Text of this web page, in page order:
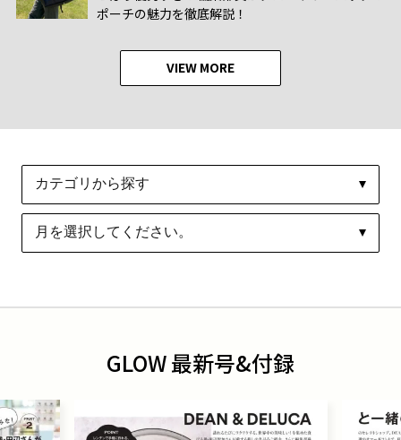
ポーチの魅力を徹底解説！
VIEW MORE
GLOW 最新号&付録